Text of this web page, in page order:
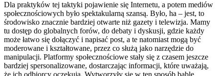
Dla praktyków tej taktyki pojawienie się Internetu, a potem mediów
społecznościowych było spektakularną szansą. Było, ha – jest, to
środowisko znacznie bardziej otwarte niż gazety i telewizja. Mamy
tu dostęp do globalnych forów, do debaty i dyskusji, gdzie każdy
może łatwo się dołączyć i napisać post, a te natomiast mogą być
moderowane i kształtowane, przez co służą jako narzędzie do
manipulacji. Platformy społecznościowe stały się z czasem jeszcze
bardziej spersonalizowane, dostarczając informacji, które uważają,